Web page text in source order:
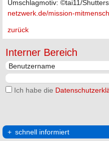
Umschlagmotiv: ©tai11/
netzwerk.de/mission-mitmensch
zurück
Interner Bereich
Ich habe die
schnell informiert